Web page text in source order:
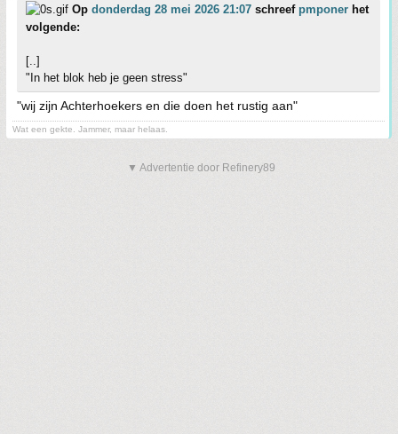
Op donderdag 28 mei 2026 21:07 schreef pmponer het
volgende:
[..]
"In het blok heb je geen stress"
"wij zijn Achterhoekers en die doen het rustig aan"
Wat een gekte. Jammer, maar helaas.
▼ Advertentie door Refinery89